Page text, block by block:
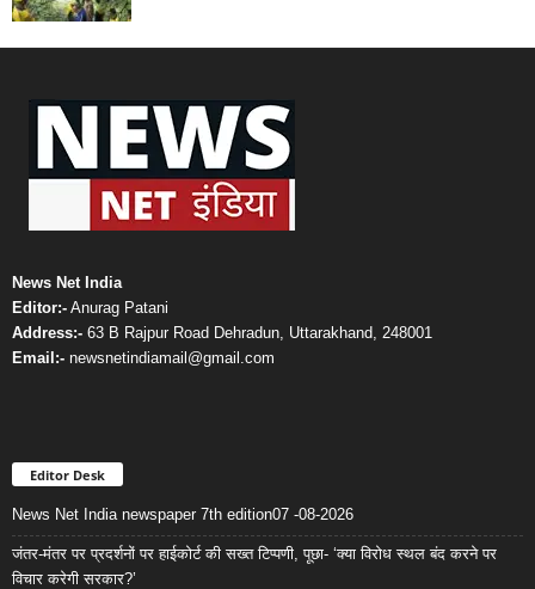
News Net India
Editor:- Anurag Patani
Address:- 63 B Rajpur Road Dehradun, Uttarakhand, 248001
Email:- newsnetindiamail@gmail.com
Editor Desk
News Net India newspaper 7th edition07 -08-2026
जंतर-मंतर पर प्रदर्शनों पर हाईकोर्ट की सख्त टिप्पणी, पूछा- ‘क्या विरोध स्थल बंद करने पर
विचार करेगी सरकार?’